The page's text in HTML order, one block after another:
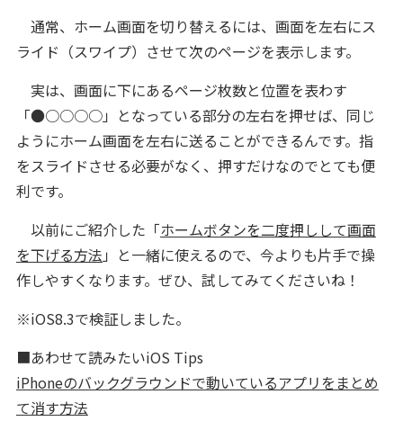
通常、ホーム画面を切り替えるには、画面を左右にス
ライド（スワイプ）させて次のページを表示します。
実は、画面に下にあるページ枚数と位置を表わす
「●○○○○」となっている部分の左右を押せば、同じ
ようにホーム画面を左右に送ることができるんです。指
をスライドさせる必要がなく、押すだけなのでとても便
利です。
以前にご紹介した「ホームボタンを二度押しして画面
を下げる方法 」と一緒に使えるので、今よりも片手で操
作しやすくなります。ぜひ、試してみてくださいね！
※iOS8.3で検証しました。
■あわせて読みたいiOS Tips
iPhoneのバックグラウンドで動いているアプリをまとめ
て消す方法